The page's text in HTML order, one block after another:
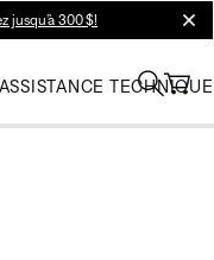
jusqu’à 300 $!
ASSISTANCE TECHNIQUE